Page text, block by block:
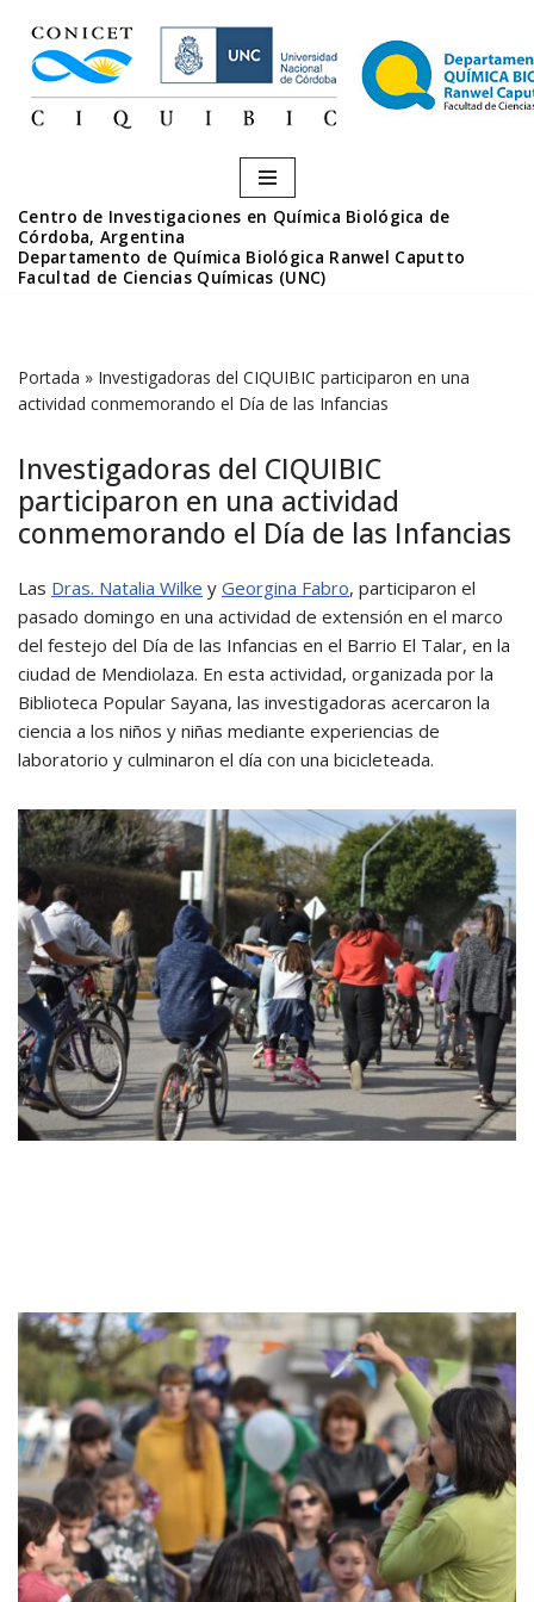
Saltar
contenido
Centro de Investigaciones en Química Biológica de
Córdoba, Argentina
Departamento de Química Biológica Ranwel Caputto
Facultad de Ciencias Químicas (UNC)
Portada » Investigadoras del CIQUIBIC participaron en una
actividad conmemorando el Día de las Infancias
Investigadoras del CIQUIBIC
participaron en una actividad
conmemorando el Día de las Infancias
Las Dras. Natalia Wilke y Georgina Fabro, participaron el
pasado domingo en una actividad de extensión en el marco
del festejo del Día de las Infancias en el Barrio El Talar, en la
ciudad de Mendiolaza. En esta actividad, organizada por la
Biblioteca Popular Sayana, las investigadoras acercaron la
ciencia a los niños y niñas mediante experiencias de
laboratorio y culminaron el día con una bicicleteada.